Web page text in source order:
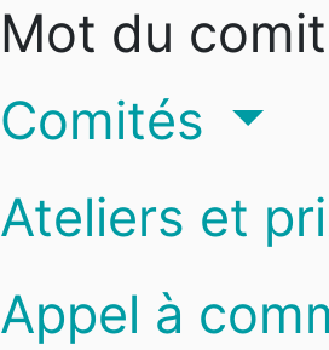
Mot du
Comités
Ateliers et
Appel à